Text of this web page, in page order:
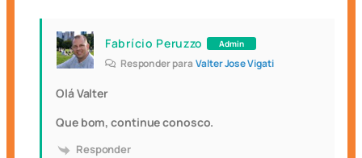
Fabrício Peruzzo Admin
Responder paraValter Jose Vigati
Olá Valter
Que bom, continue conosco.
Responder